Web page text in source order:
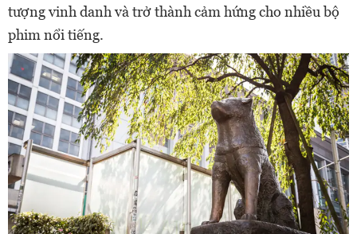
tượng vinh danh và trở thành cảm hứng cho nhiều bộ
phim nổi tiếng.